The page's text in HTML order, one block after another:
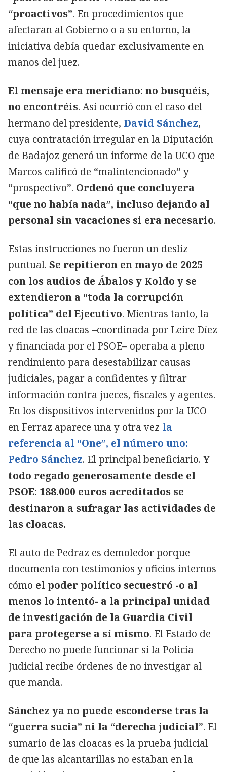
“proactivos”. En procedimientos que
afectaran al Gobierno o a su entorno, la
iniciativa debía quedar exclusivamente en
manos del juez.
El mensaje era meridiano: no busquéis,
no encontréis. Así ocurrió con el caso del
hermano del presidente, David Sánchez,
cuya contratación irregular en la Diputación
de Badajoz generó un informe de la UCO que
Marcos calificó de “malintencionado” y
“prospectivo”. Ordenó que concluyera
“que no había nada”, incluso dejando al
personal sin vacaciones si era necesario.
Estas instrucciones no fueron un desliz
puntual. Se repitieron en mayo de 2025
con los audios de Ábalos y Koldo y se
extendieron a “toda la corrupción
política” del Ejecutivo. Mientras tanto, la
red de las cloacas –coordinada por Leire Díez
y financiada por el PSOE– operaba a pleno
rendimiento para desestabilizar causas
judiciales, pagar a confidentes y filtrar
información contra jueces, fiscales y agentes.
En los dispositivos intervenidos por la UCO
en Ferraz aparece una y otra vez la
referencia al “One”, el número uno:
Pedro Sánchez. El principal beneficiario. Y
todo regado generosamente desde el
PSOE: 188.000 euros acreditados se
destinaron a sufragar las actividades de
las cloacas.
El auto de Pedraz es demoledor porque
documenta con testimonios y oficios internos
cómo el poder político secuestró -o al
menos lo intentó- a la principal unidad
de investigación de la Guardia Civil
para protegerse a sí mismo. El Estado de
Derecho no puede funcionar si la Policía
Judicial recibe órdenes de no investigar al
que manda.
Sánchez ya no puede esconderse tras la
“guerra sucia” ni la “derecha judicial”. El
sumario de las cloacas es la prueba judicial
de que las alcantarillas no estaban en la